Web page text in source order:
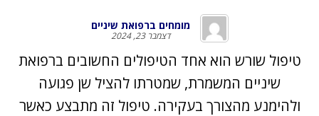
מומחים ברפואת שיניים
דצמבר 23, 2024
טיפול שורש הוא אחד הטיפולים החשובים ברפואת
שיניים המשמרת, שמטרתו להציל שן פגועה
ולהימנע מהצורך בעקירה. טיפול זה מתבצע כאשר